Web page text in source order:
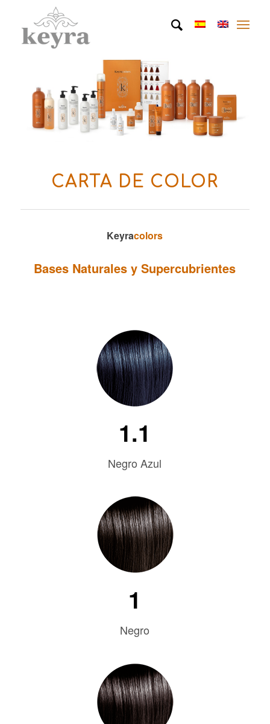
CARTA DE COLOR
Keyracolors
Bases Naturales y Supercubrientes
1.1
Negro Azul
1
Negro